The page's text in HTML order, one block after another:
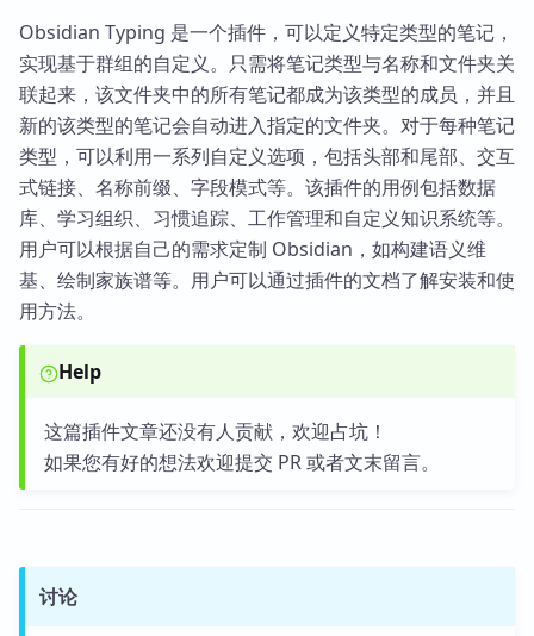
Obsidian Typing 是一个插件，可以定义特定类型的笔记，
实现基于群组的自定义。只需将笔记类型与名称和文件夹关
联起来，该文件夹中的所有笔记都成为该类型的成员，并且
新的该类型的笔记会自动进入指定的文件夹。对于每种笔记
类型，可以利用一系列自定义选项，包括头部和尾部、交互
式链接、名称前缀、字段模式等。该插件的用例包括数据
库、学习组织、习惯追踪、工作管理和自定义知识系统等。
用户可以根据自己的需求定制 Obsidian，如构建语义维
基、绘制家族谱等。用户可以通过插件的文档了解安装和使
用方法。
Help
这篇插件文章还没有人贡献，欢迎占坑！
如果您有好的想法欢迎提交 PR 或者文末留言。
讨论